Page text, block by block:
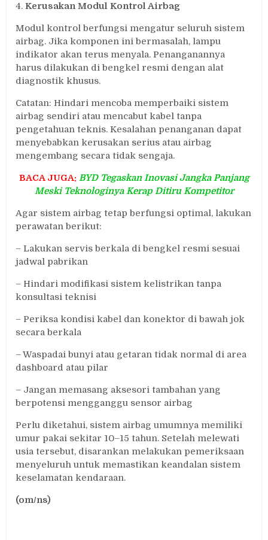
4.Kerusakan Modul Kontrol Airbag
Modul kontrol berfungsi mengatur seluruh sistem
airbag. Jika komponen ini bermasalah, lampu
indikator akan terus menyala. Penanganannya
harus dilakukan di bengkel resmi dengan alat
diagnostik khusus.
Catatan: Hindari mencoba memperbaiki sistem
airbag sendiri atau mencabut kabel tanpa
pengetahuan teknis. Kesalahan penanganan dapat
menyebabkan kerusakan serius atau airbag
mengembang secara tidak sengaja.
BACA JUGA: BYD Tegaskan Inovasi Jangka Panjang
Meski Teknologinya Kerap Ditiru Kompetitor
Agar sistem airbag tetap berfungsi optimal, lakukan
perawatan berikut:
– Lakukan servis berkala di bengkel resmi sesuai
jadwal pabrikan
– Hindari modifikasi sistem kelistrikan tanpa
konsultasi teknisi
– Periksa kondisi kabel dan konektor di bawah jok
secara berkala
– Waspadai bunyi atau getaran tidak normal di area
dashboard atau pilar
– Jangan memasang aksesori tambahan yang
berpotensi mengganggu sensor airbag
Perlu diketahui, sistem airbag umumnya memiliki
umur pakai sekitar 10–15 tahun. Setelah melewati
usia tersebut, disarankan melakukan pemeriksaan
menyeluruh untuk memastikan keandalan sistem
keselamatan kendaraan.
(om/ns)